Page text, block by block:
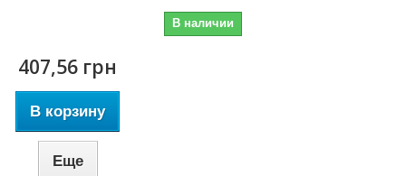
В наличии
407,56 грн
В корзину
Еще